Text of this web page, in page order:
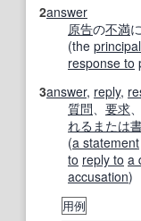
2answer
原告の不満に
(the principal
response to
3answer, reply,
質問
要求
れる または
(a statement
to reply to a
accusation)
用例